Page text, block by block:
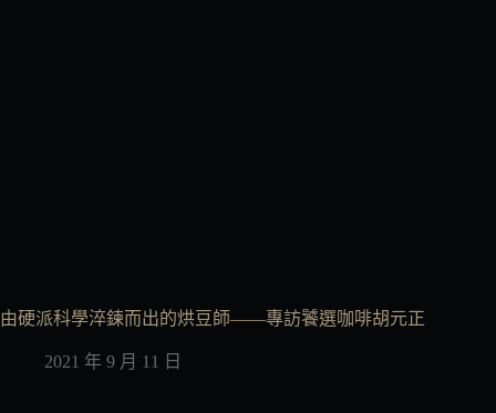
由硬派科學淬鍊而出的烘豆師——專訪饕選咖啡胡元正
2021 年 9 月 11 日